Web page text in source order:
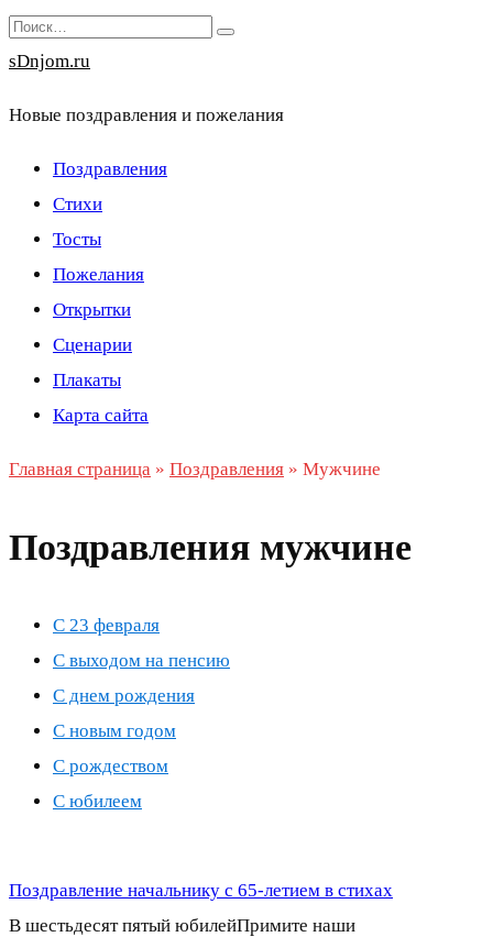
Перейти
к
Search
for:
sDnjom.ru
Новые поздравления и пожелания
Поздравления
Стихи
Тосты
Пожелания
Открытки
Сценарии
Плакаты
Карта сайта
Главная страница » Поздравления » Мужчине
Поздравления мужчине
С 23 февраля
С выходом на пенсию
С днем рождения
С новым годом
С рождеством
С юбилеем
Поздравление начальнику с 65-летием в стихах
В шестьдесят пятый юбилейПримите наши